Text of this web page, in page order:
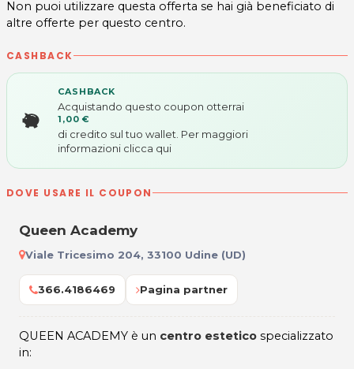
Non puoi utilizzare questa offerta se hai già beneficiato di
altre offerte per questo centro.
CASHBACK
CASHBACK
Acquistando questo coupon otterrai
1,00 €
di credito sul tuo wallet. Per maggiori
informazioni clicca qui
DOVE USARE IL COUPON
Queen Academy
Viale Tricesimo 204, 33100 Udine (UD)
366.4186469 Pagina partner
QUEEN ACADEMY è un centro estetico specializzato
in: